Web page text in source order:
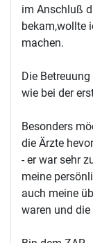
im Anschluß
bekam,wollte
machen.
Die
wie bei der
Besonders
die Ärzte
- er war sehr
meine
auch meine
waren und